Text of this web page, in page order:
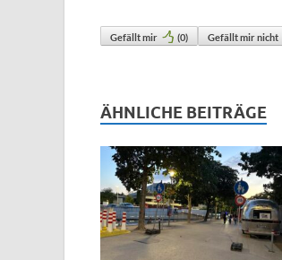
Gefällt mir (0) Gefällt mir nicht
ÄHNLICHE BEITRÄGE